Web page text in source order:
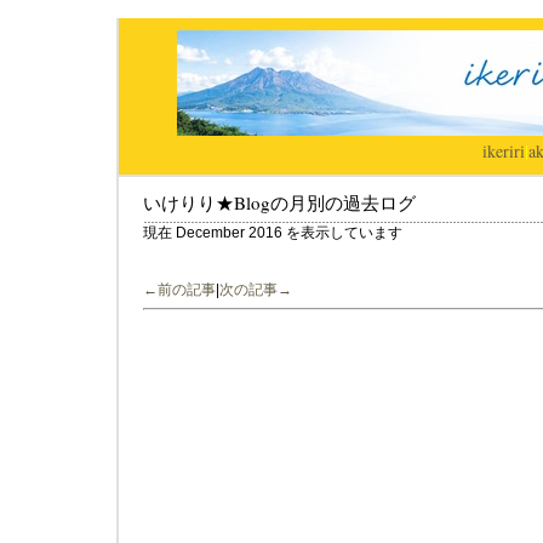
ikeriri|
いけりり★Blogの月別の過去ログ
現在 December 2016 を表示しています
←前の記事 次の記事→